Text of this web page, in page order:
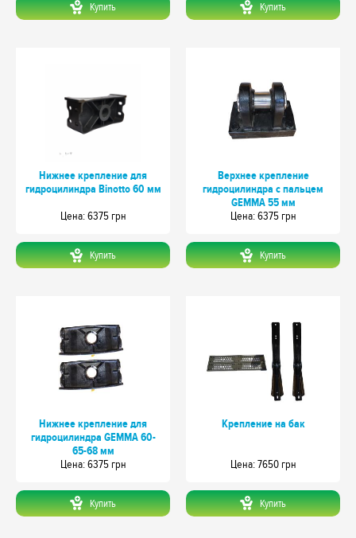
Купить Купить
Нижнее крепление для
гидроцилиндра Binotto 60 мм
Цeна: 6375 грн
Купить
Верхнее крепление
гидроцилиндра с пальцем
GEMMA 55 мм
Цeна: 6375 грн
Купить
Нижнее крепление для
гидроцилиндра GEMMA 60-
65-68 мм
Цeна: 6375 грн
Купить
Крепление на бак
Цeна: 7650 грн
Купить